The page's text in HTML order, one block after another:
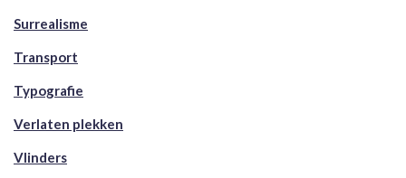
Surrealisme
Transport
Typografie
Verlaten plekken
Vlinders